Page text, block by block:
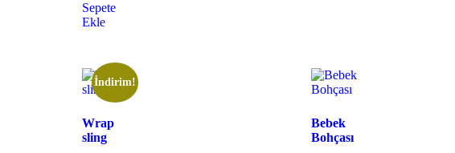
Sepete
Ekle
İndirim!
Wrap
sling
Bebek
Bohçası